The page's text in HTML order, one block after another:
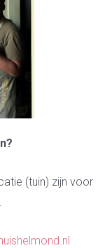
(tuin) zijn voor